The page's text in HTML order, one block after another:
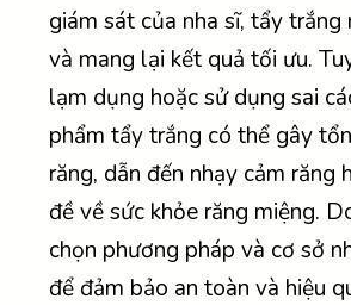
giám sát của nha sĩ, tẩy trắng
và mang lại kết quả tối ưu.
lạm dụng hoặc sử dụng sai
phẩm tẩy trắng có thể gây
răng, dẫn đến nhạy cảm răng
đề về sức khỏe răng miệng.
chọn phương pháp và cơ sở
để đảm bảo an toàn và hiệu